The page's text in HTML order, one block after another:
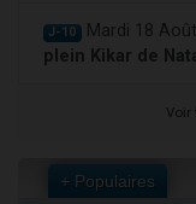
J-10 Mardi 18 Août
plein Kikar de
Voir
+ Populaires